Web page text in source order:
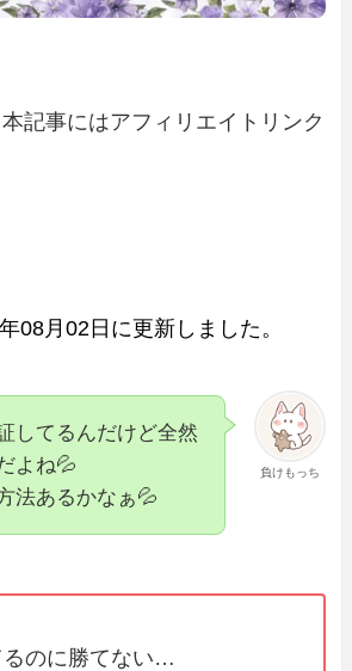
本記事にはアフィリエイトリンク
08月02日に更新しました。
負けもっち
してるんだけど全然
よね💦
法あるかなぁ💦
のに勝てない…